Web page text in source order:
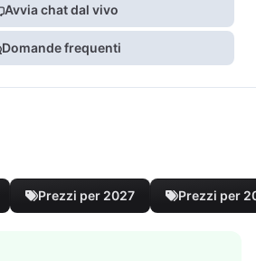
Avvia chat dal vivo
Domande frequenti
Prezzi per 2027 Prezzi per